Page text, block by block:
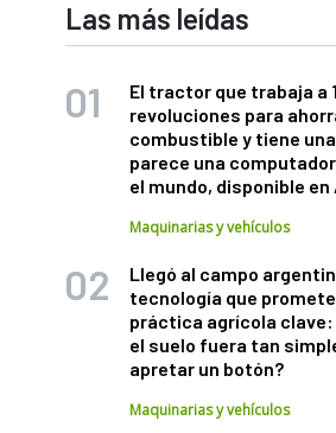
Las más leídas
El tractor que trabaja a
revoluciones para
combustible y tiene
parece una
el mundo, disponible
Maquinarias y vehículos
Llegó al campo
tecnología que
práctica agrícola clave:
el suelo fuera tan
apretar un botón?
Maquinarias y vehículos